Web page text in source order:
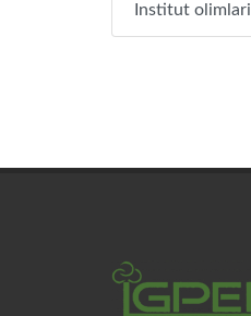
Institut olimlari